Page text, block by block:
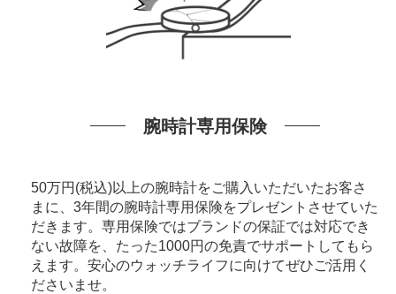
腕時計専用保険
50万円(税込)以上の腕時計をご購入いただいたお客さ
まに、3年間の腕時計専用保険をプレゼントさせていた
だきます。専用保険ではブランドの保証では対応でき
ない故障を、たった1000円の免責でサポートしてもら
えます。安心のウォッチライフに向けてぜひご活用く
ださいませ。